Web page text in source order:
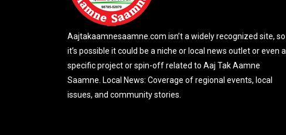
Aajtakaamnesaamne.com isn’t a widely recognized site, so
it’s possible it could be a niche or local news outlet or even a
specific project or spin-off related to Aaj Tak Aamne
Saamne. Local News: Coverage of regional events, local
issues, and community stories.